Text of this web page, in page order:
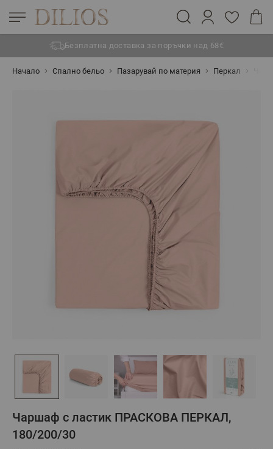
Безплатна доставка за поръчки над 68€
Начало Спално бельо Пазарувай по материя Перкал
Чаршаф с ластик ПРАСКОВА ПЕРКАЛ,
180/200/30